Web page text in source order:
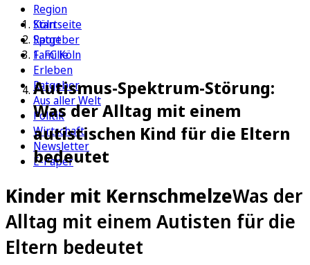
Region
Köln
Sport
1. FC Köln
Erleben
Ratgeber
Aus aller Welt
Politik
Wirtschaft
Newsletter
E-Paper
Startseite
Ratgeber
Familie
Autismus-Spektrum-Störung:
Was der Alltag mit einem
autistischen Kind für die Eltern
bedeutet
Kinder mit KernschmelzeWas der
Alltag mit einem Autisten für die
Eltern bedeutet